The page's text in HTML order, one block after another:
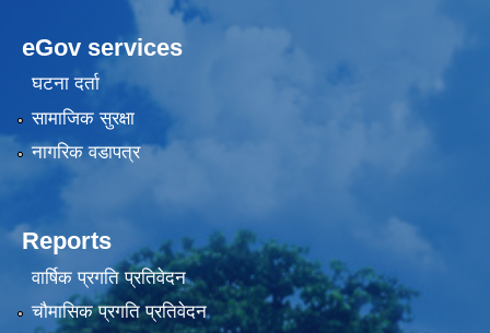
eGov services
घटना दर्ता
सामाजिक सुरक्षा
नागरिक वडापत्र
Reports
वार्षिक प्रगति प्रतिवेदन
चौमासिक प्रगति प्रतिवेदन